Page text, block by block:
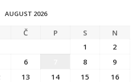
AUGUST 2026
Č P S
N
1
2
6 8
9
13 14 15
16